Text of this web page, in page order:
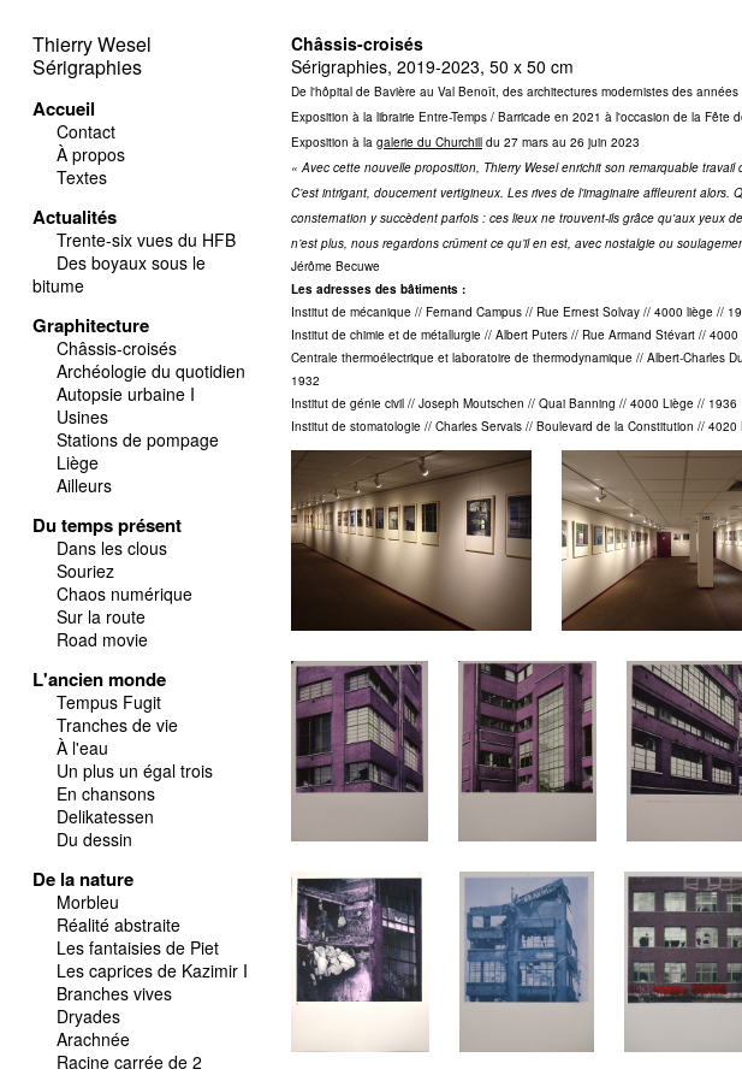
Thierry Wesel
Sérigraphies
Accueil
Contact
À propos
Textes
Actualités
Trente-six vues du HFB
Des boyaux sous le
bitume
Graphitecture
Châssis-croisés
Archéologie du quotidien
Autopsie urbaine I
Usines
Stations de pompage
Liège
Ailleurs
Du temps présent
Dans les clous
Souriez
Chaos numérique
Sur la route
Road movie
L'ancien monde
Tempus Fugit
Tranches de vie
À l'eau
Un plus un égal trois
En chansons
Delikatessen
Du dessin
De la nature
Morbleu
Réalité abstraite
Les fantaisies de Piet
Les caprices de Kazimir I
Branches vives
Dryades
Arachnée
Racine carrée de 2
Châssis-croisés
Sérigraphies, 2019-2023, 50 x 50 cm
De l'hôpital de Bavière au Val Benoît, des architectures modernistes des
Exposition à la librairie Entre-Temps / Barricade en 2021 à l'occasion de la Fête
Exposition à la galerie du Churchill du 27 mars au 26 juin 2023
« Avec cette nouvelle proposition, Thierry Wesel enrichit son remarquable
C’est intrigant, doucement vertigineux. Les rives de l'imaginaire affleurent
consternation y succèdent parfois : ces lieux ne trouvent-ils grâce qu'aux yeux
n’est plus, nous regardons crûment ce qu’il en est, avec nostalgie ou
Jérôme Becuwe
Les adresses des bâtiments :
Institut de mécanique // Fernand Campus // Rue Ernest Solvay // 4000 liège //
Institut de chimie et de métallurgie // Albert Puters // Rue Armand Stévart //
Centrale thermoélectrique et laboratoire de thermodynamique // Albert-Charles
1932
Institut de génie civil // Joseph Moutschen // Quai Banning // 4000 Liège // 1936
Institut de stomatologie // Charles Servais // Boulevard de la Constitution //